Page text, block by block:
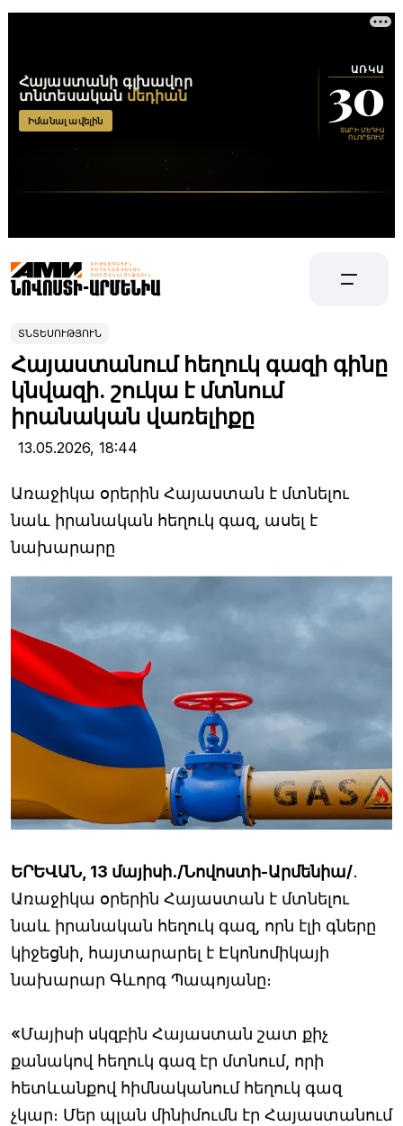
ՏՆՏԵՍՈՒԹՅՈՒՆ
Հայաստանում հեղուկ գազի գինը
կնվազի. շուկա է մտնում
իրանական վառելիքը
13.05.2026, 18:44
Առաջիկա օրերին Հայաստան է մտնելու
նաև իրանական հեղուկ գազ, ասել է
նախարարը
ԵՐԵՎԱՆ, 13 մայիսի․/Նովոստի-Արմենիա/․
Առաջիկա օրերին Հայաստան է մտնելու
նաև իրանական հեղուկ գազ, որն էլի գները
կիջեցնի, հայտարարել է Էկոնոմիկայի
նախարար Գևորգ Պապոյանը։
«Մայիսի սկզբին Հայաստան շատ քիչ
քանակով հեղուկ գազ էր մտնում, որի
հետևանքով հիմնականում հեղուկ գազ
չկար։ Մեր պլան մինիմումն էր Հայաստանում